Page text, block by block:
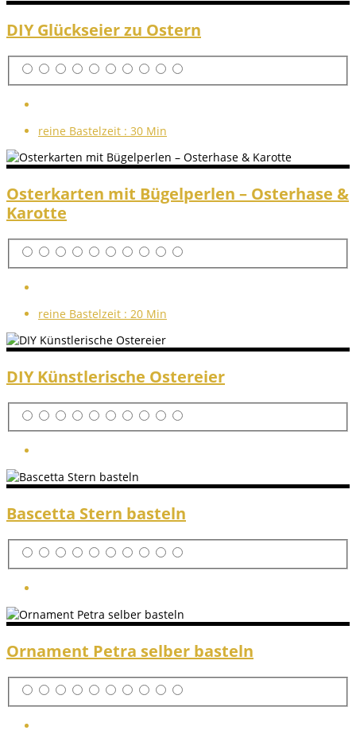
DIY Glückseier zu Ostern
reine Bastelzeit : 30 Min
Osterkarten mit Bügelperlen – Osterhase &
Karotte
reine Bastelzeit : 20 Min
DIY Künstlerische Ostereier
Bascetta Stern basteln
Ornament Petra selber basteln